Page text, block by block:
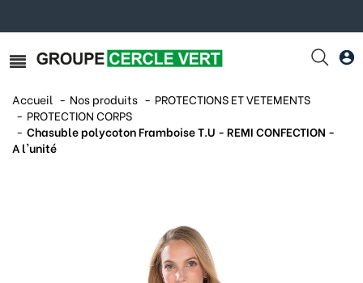
Accueil Nos produits
PROTECTIONS ET VETEMENTS
PROTECTION CORPS
Chasuble polycoton Framboise T.U - REMI CONFECTION -
A l'unité